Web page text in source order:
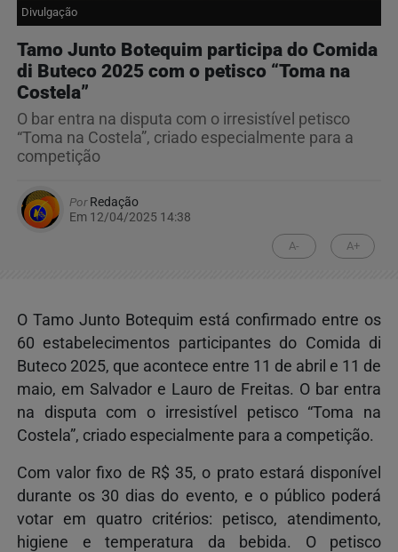
Divulgação
Tamo Junto Botequim participa do Comida
di Buteco 2025 com o petisco “Toma na
Costela”
O bar entra na disputa com o irresistível petisco
“Toma na Costela”, criado especialmente para a
competição
PorRedação
Em 12/04/2025 14:38
A- A+
O Tamo Junto Botequim está confirmado entre os
60 estabelecimentos participantes do Comida di
Buteco 2025, que acontece entre 11 de abril e 11 de
maio, em Salvador e Lauro de Freitas. O bar entra
na disputa com o irresistível petisco “Toma na
Costela”, criado especialmente para a competição.
Com valor fixo de R$ 35, o prato estará disponível
durante os 30 dias do evento, e o público poderá
votar em quatro critérios: petisco, atendimento,
higiene e temperatura da bebida. O petisco